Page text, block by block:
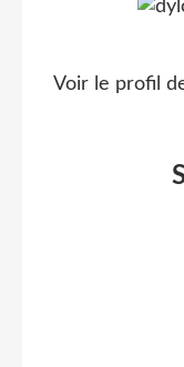
Voir le profil